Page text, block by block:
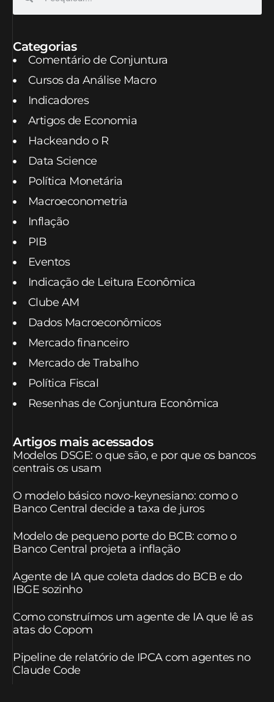
Categorias
Comentário de Conjuntura
Cursos da Análise Macro
Indicadores
Artigos de Economia
Hackeando o R
Data Science
Política Monetária
Macroeconometria
Inflação
PIB
Eventos
Indicação de Leitura Econômica
Clube AM
Dados Macroeconômicos
Mercado financeiro
Mercado de Trabalho
Política Fiscal
Resenhas de Conjuntura Econômica
Artigos mais acessados
Modelos DSGE: o que são, e por que os bancos
centrais os usam
O modelo básico novo-keynesiano: como o
Banco Central decide a taxa de juros
Modelo de pequeno porte do BCB: como o
Banco Central projeta a inflação
Agente de IA que coleta dados do BCB e do
IBGE sozinho
Como construímos um agente de IA que lê as
atas do Copom
Pipeline de relatório de IPCA com agentes no
Claude Code